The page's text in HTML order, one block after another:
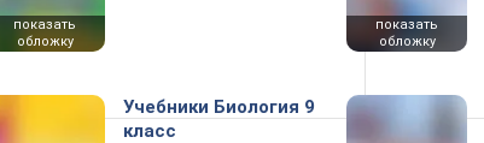
показать
обложку
показать
обложку
Учебники Биология 9
класс